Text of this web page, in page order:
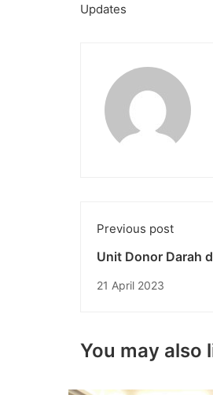
Updates
Previous post
Unit Donor Darah
21 April 2023
You may also